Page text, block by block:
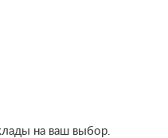
на ваш выбор.